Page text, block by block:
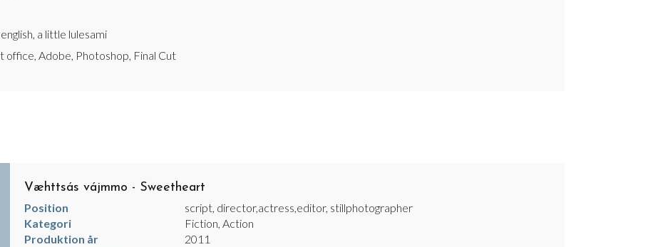
a little lulesami
office, Adobe, Photoshop, Final Cut
Væhttsás vájmmo - Sweetheart
Position
script, director,actress,editor, stillphotographer
Kategori
Fiction, Action
Produktion år
2011